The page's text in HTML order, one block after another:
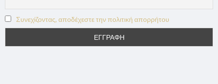
Συνεχίζοντας, αποδέχεστε την πολιτική απορρήτου